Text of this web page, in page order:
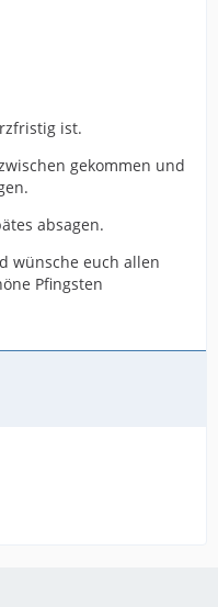
ist.
gekommen und
absagen.
wünsche euch allen
Pfingsten